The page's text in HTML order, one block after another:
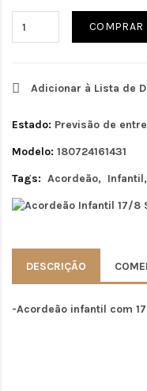
COMPRAR
Adicionar à Lista de
Estado: Previsão de
Modelo: 180724161431
Tags: Acordeão Infantil
DESCRIÇÃO
-Acordeão infantil com